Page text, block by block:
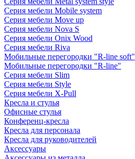
Серия мебели Mobile system
Серия мебели Move up
Серия мебели Nova S
Серия мебели Onix Wood
Серия мебели Riva
Мобильные перегородки "R-line soft"
Мобильные перегородки "R-line"
Серия мебели Slim
Серия мебели Style
Серия мебели X-Pull
Кресла и стулья
Офисные стулья
Конференц-кресла
Кресла для персонала
Кресла для руководителей
Аксессуары